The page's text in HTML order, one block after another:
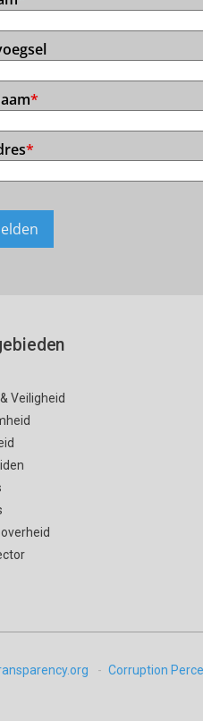
Veiligheid
Corruption